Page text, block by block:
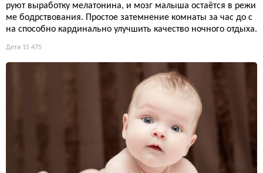
руют выработку мелатонина, и мозг малыша остаётся в режи
ме бодрствования. Простое затемнение комнаты за час до с
на способно кардинально улучшить качество ночного отдыха.
Дети 15 475